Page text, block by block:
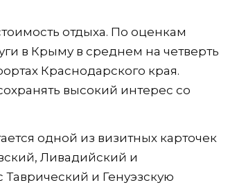
отдыха. По оценкам
в Крыму в среднем на четверть
Краснодарского края.
высокий интерес со
одной из визитных карточек
Ливадийский и
и Генуэзскую